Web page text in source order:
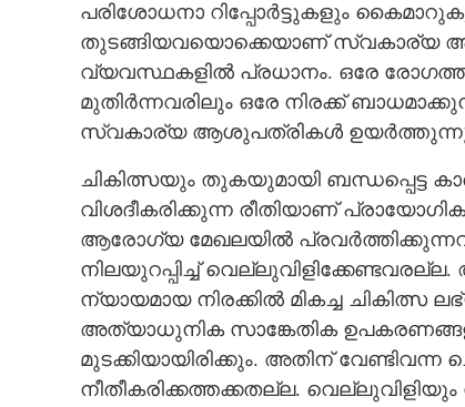
പരിശോധനാ റിപ്പോർട്ടുകളും
തുടങ്ങിയവയൊക്കെയാണ് സ്വകാര്യ
വ്യവസ്ഥകളിൽ പ്രധാനം. ഒരേ
മുതിർന്നവരിലും ഒരേ നിരക്ക്
സ്വകാര്യ ആശുപത്രികൾ
ചികിത്സയും തുകയുമായി ബന്ധപ്പെട്ട
വിശദീകരിക്കുന്ന രീതിയാണ്
ആരോഗ്യ മേഖലയിൽ
നിലയുറപ്പിച്ച്
ന്യായമായ നിരക്കിൽ മികച്ച
അത്യാധുനിക സാങ്കേതിക
മുടക്കിയായിരിക്കും. അതിന്
നീതീകരിക്കത്തക്കതല്ല.